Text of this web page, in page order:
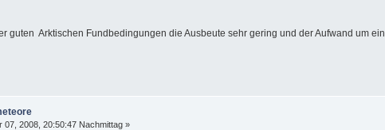
guten Arktischen Fundbedingungen die Ausbeute sehr gering und der Aufwand um
07, 2008, 20:50:47 Nachmittag »